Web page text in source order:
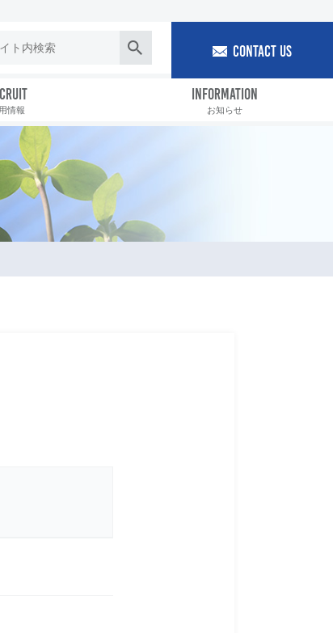
情報
INFORMATION
お知らせ
CONTACT US